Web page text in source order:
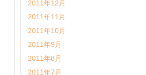
2011年12月
2011年11月
2011年10月
2011年9月
2011年8月
2011年7月